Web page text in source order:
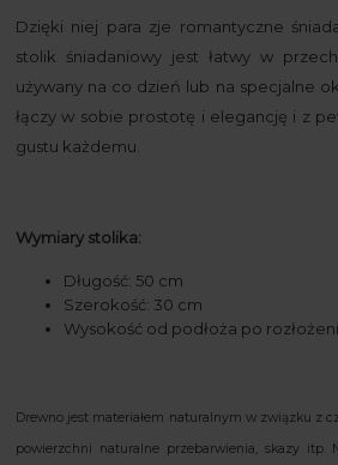
Dzięki niej para zje romantyczne
stolik śniadaniowy jest łatwy w
używany na co dzień lub na specjalne
łączy w sobie prostotę i elegancję i z
gustu każdemu.
Wymiary stolika:
Długość: 50 cm
Szerokość: 30 cm
Wysokość od podłoża po
Drewno jest materiałem naturalnym w związku z
powierzchni naturalne przebarwienia, skazy itp.